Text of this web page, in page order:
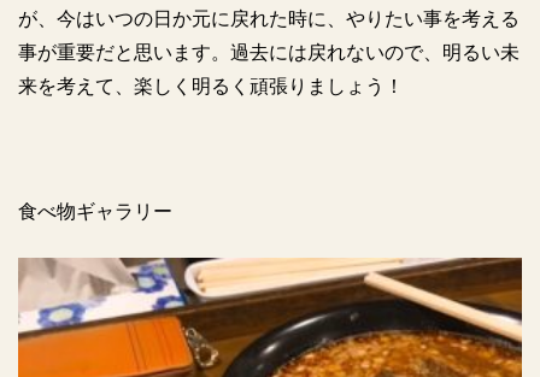
が、今はいつの日か元に戻れた時に、やりたい事を考える
事が重要だと思います。過去には戻れないので、明るい未
来を考えて、楽しく明るく頑張りましょう！
食べ物ギャラリー